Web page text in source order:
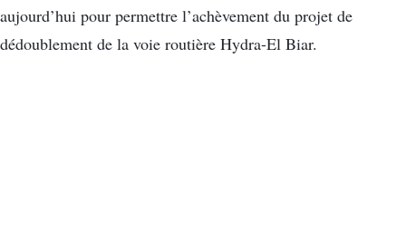
aujourd’hui pour permettre l’achèvement du projet de
dédoublement de la voie routière Hydra-El Biar.